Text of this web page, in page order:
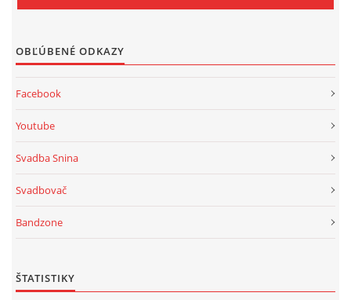
OBĽÚBENÉ ODKAZY
Facebook
Youtube
Svadba Snina
Svadbovač
Bandzone
ŠTATISTIKY